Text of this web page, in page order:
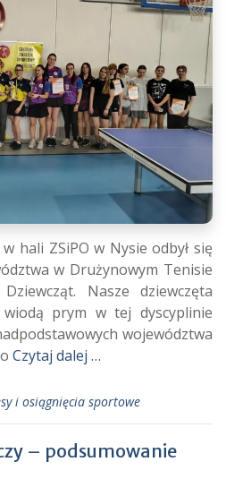
hali ZSiPO w Nysie odbył się
w Drużynowym Tenisie
Nasze dziewczęta
prym w tej dyscyplinie
województwa
Czytaj dalej …
i osiągnięcia sportowe
– podsumowanie